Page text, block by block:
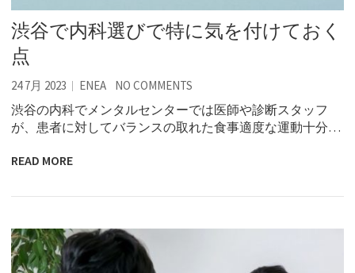
渋谷で内科選びで特に気を付けておく
点
24 7月 2023 ENEA NO COMMENTS
渋谷の内科でメンタルセンターでは医師や診断スタッフ
が、患者に対してバランスの取れた食事適度な運動十分…
READ MORE